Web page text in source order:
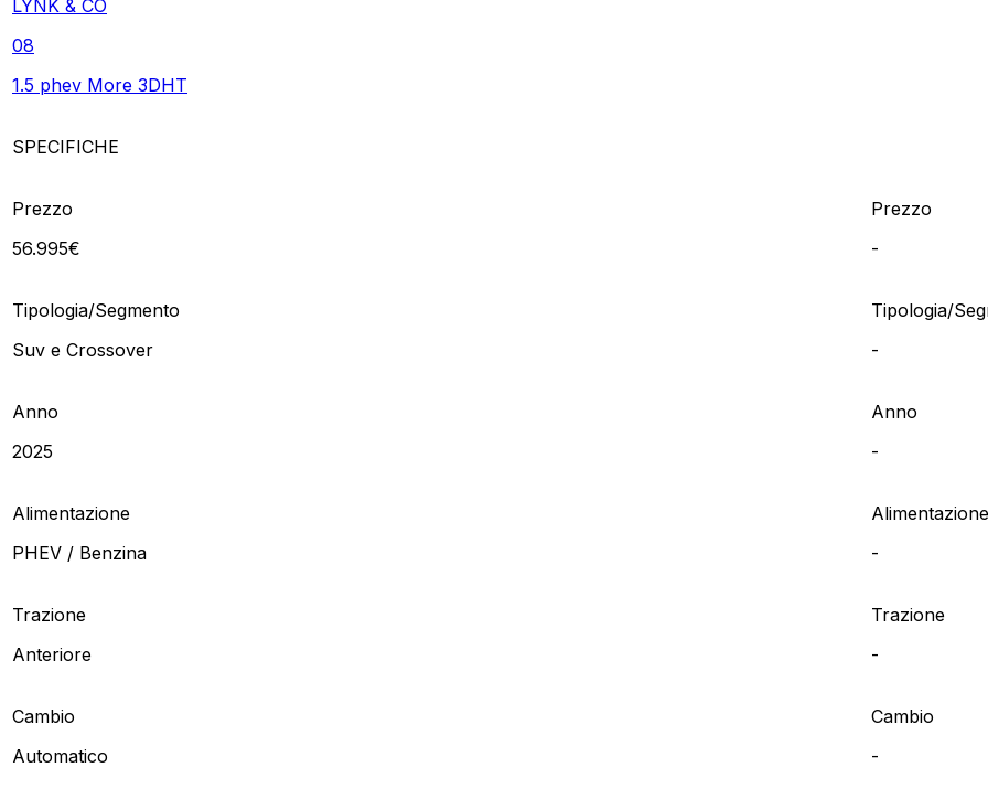
LYNK & CO
08
1.5 phev More 3DHT
SPECIFICHE
Prezzo
56.995€
Prezzo
-
Tipologia/Segmento
Suv e Crossover
Tipologia/
-
Anno
2025
Anno
-
Alimentazione
PHEV / Benzina
Alimentazione
-
Trazione
Anteriore
Trazione
-
Cambio
Automatico
Cambio
-